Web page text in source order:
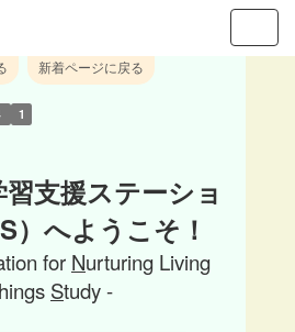
新着ページに戻る
1
支援ステーショ
）へようこそ！
for Nurturing Living
Study -